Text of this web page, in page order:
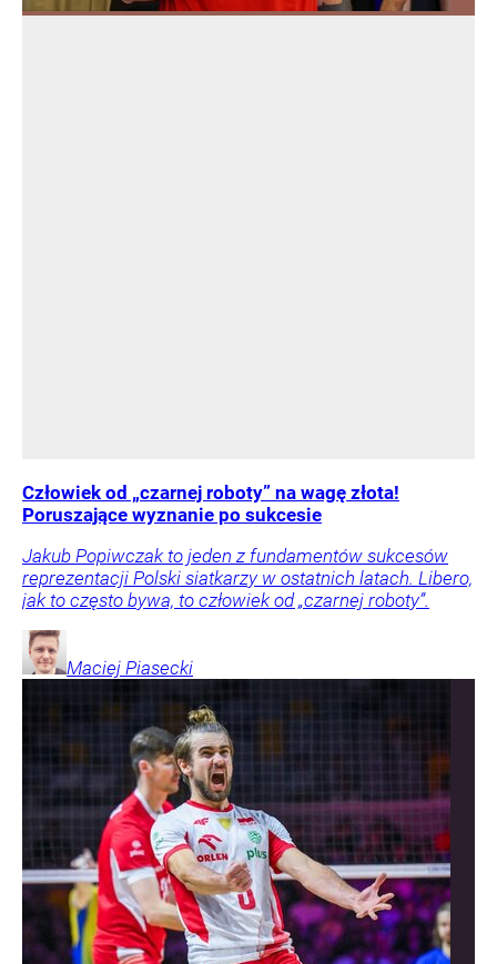
Człowiek od „czarnej roboty” na wagę złota!
Poruszające wyznanie po sukcesie
Jakub Popiwczak to jeden z fundamentów sukcesów
reprezentacji Polski siatkarzy w ostatnich latach. Libero,
jak to często bywa, to człowiek od „czarnej roboty”.
Maciej Piasecki